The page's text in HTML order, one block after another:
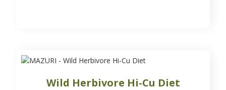
Wild Herbivore Hi-Cu Diet